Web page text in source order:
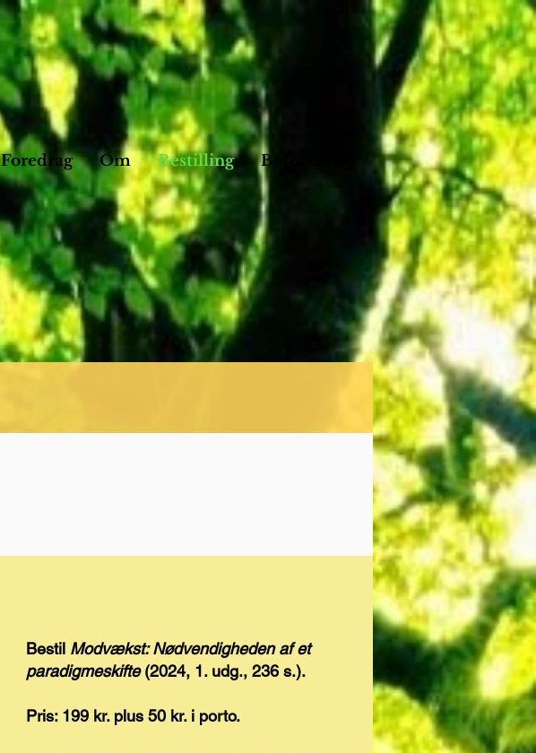
Foredrag Om Bestilling Befolkning
Bestil Modvækst: Nødvendigheden af et
paradigmeskifte(2024, 1. udg., 236 s.).
Pris: 199 kr. plus 50 kr. i porto.